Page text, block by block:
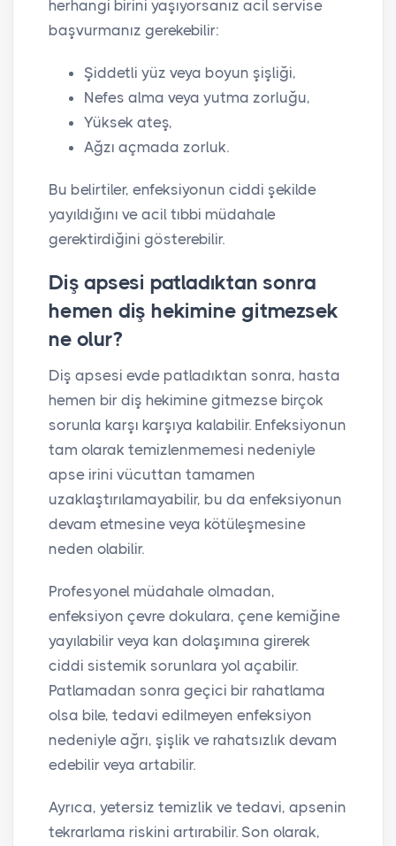
herhangi birini yaşıyorsanız acil servise
başvurmanız gerekebilir:
Şiddetli yüz veya boyun şişliği,
Nefes alma veya yutma zorluğu,
Yüksek ateş,
Ağzı açmada zorluk.
Bu belirtiler, enfeksiyonun ciddi şekilde
yayıldığını ve acil tıbbi müdahale
gerektirdiğini gösterebilir.
Diş apsesi patladıktan sonra
hemen diş hekimine gitmezsek
ne olur?
Diş apsesi evde patladıktan sonra, hasta
hemen bir diş hekimine gitmezse birçok
sorunla karşı karşıya kalabilir. Enfeksiyonun
tam olarak temizlenmemesi nedeniyle
apse irini vücuttan tamamen
uzaklaştırılamayabilir, bu da enfeksiyonun
devam etmesine veya kötüleşmesine
neden olabilir.
Profesyonel müdahale olmadan,
enfeksiyon çevre dokulara, çene kemiğine
yayılabilir veya kan dolaşımına girerek
ciddi sistemik sorunlara yol açabilir.
Patlamadan sonra geçici bir rahatlama
olsa bile, tedavi edilmeyen enfeksiyon
nedeniyle ağrı, şişlik ve rahatsızlık devam
edebilir veya artabilir.
Ayrıca, yetersiz temizlik ve tedavi, apsenin
tekrarlama riskini artırabilir. Son olarak,